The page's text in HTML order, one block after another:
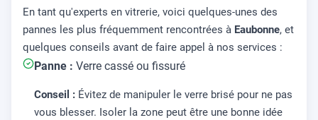
En tant qu'experts en vitrerie, voici quelques-unes des
pannes les plus fréquemment rencontrées à Eaubonne, et
quelques conseils avant de faire appel à nos services :
Panne : Verre cassé ou fissuré
Conseil : Évitez de manipuler le verre brisé pour ne pas
vous blesser. Isoler la zone peut être une bonne idée